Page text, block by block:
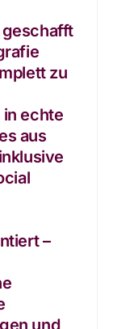
geschafft
zu
in echte
aus
–